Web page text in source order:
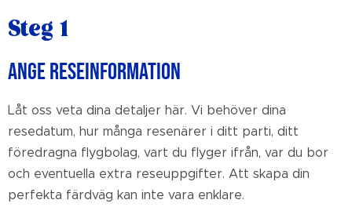
Steg 1
ANGE RESEINFORMATION
Låt oss veta dina detaljer här. Vi behöver dina
resedatum, hur många resenärer i ditt parti, ditt
föredragna flygbolag, vart du flyger ifrån, var du bor
och eventuella extra reseuppgifter. Att skapa din
perfekta färdväg kan inte vara enklare.